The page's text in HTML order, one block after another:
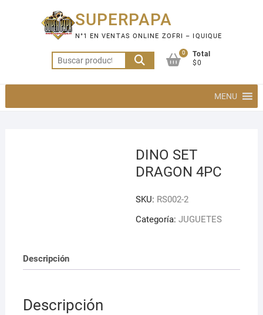
SUPERPAPA
N°1 EN VENTAS ONLINE ZOFRI – IQUIQUE
Buscar
por:
0
Total
$0
MENU
DINO SET
DRAGON 4PC
SKU: RS002-2
Categoría:JUGUETES
Descripción
Descripción